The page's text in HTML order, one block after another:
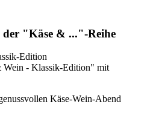
der "Käse & ..."-Reihe
Wein - Klassik-Edition" mit
Käse-Wein-Abend